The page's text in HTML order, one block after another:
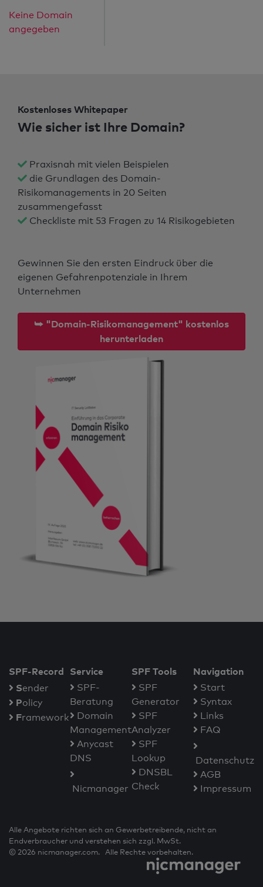
Keine Domain
angegeben
Kostenloses Whitepaper
Wie sicher ist Ihre Domain?
Praxisnah mit vielen Beispielen
die Grundlagen des Domain-
Risikomanagements in 20 Seiten
zusammengefasst
Checkliste mit 53 Fragen zu 14 Risikogebieten
Gewinnen Sie den ersten Eindruck über die
eigenen Gefahrenpotenziale in Ihrem
Unternehmen
⮩ "Domain-Risikomanagement" kostenlos
herunterladen
SPF-Record
Sender
Policy
Framework
Service
SPF-
Beratung
Domain
Management
Anycast
DNS
Nicmanager
SPF Tools
SPF
Generator
SPF
Analyzer
SPF
Lookup
DNSBL
Check
Navigation
Start
Syntax
Links
FAQ
Datenschutz
AGB
Impressum
Alle Angebote richten sich an Gewerbetreibende, nicht an
Endverbraucher und verstehen sich zzgl. MwSt.
© 2026 nicmanager.com. Alle Rechte vorbehalten.